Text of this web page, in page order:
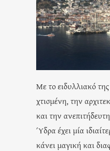
Με το ειδυλλιακό
χτισμένη, την
και την
Ύδρα έχει μία
κάνει μαγική και